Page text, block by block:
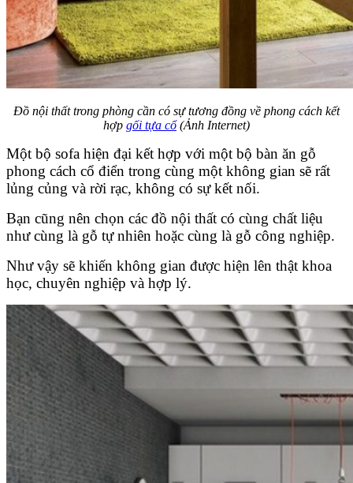
Đồ nội thất trong phòng cần có sự tương đồng về phong cách kết
hợp gối tựa cổ(Ảnh Internet)
Một bộ sofa hiện đại kết hợp với một bộ bàn ăn gỗ
phong cách cổ điển trong cùng một không gian sẽ rất
lủng củng và rời rạc, không có sự kết nối.
Bạn cũng nên chọn các đồ nội thất có cùng chất liệu
như cùng là gỗ tự nhiên hoặc cùng là gỗ công nghiệp.
Như vậy sẽ khiến không gian được hiện lên thật khoa
học, chuyên nghiệp và hợp lý.